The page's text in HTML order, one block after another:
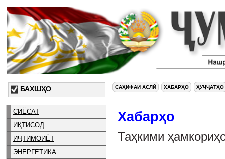
БАХШҲО
СИЁСАТ
ИҚТИСОД
ИҶТИМОИЁТ
ЭНЕРГЕТИКА
САҲИФАИ АСЛӢ ХАБАРҲО ҲУҶҶАТҲО
Хабарҳо
Таҳкими